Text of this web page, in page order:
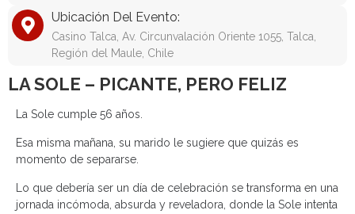
Ubicación Del Evento:
Casino Talca, Av. Circunvalación Oriente 1055, Talca,
Región del Maule, Chile
LA SOLE – PICANTE, PERO FELIZ
La Sole cumple 56 años.
Esa misma mañana, su marido le sugiere que quizás es
momento de separarse.
Lo que debería ser un día de celebración se transforma en una
jornada incómoda, absurda y reveladora, donde la Sole intenta